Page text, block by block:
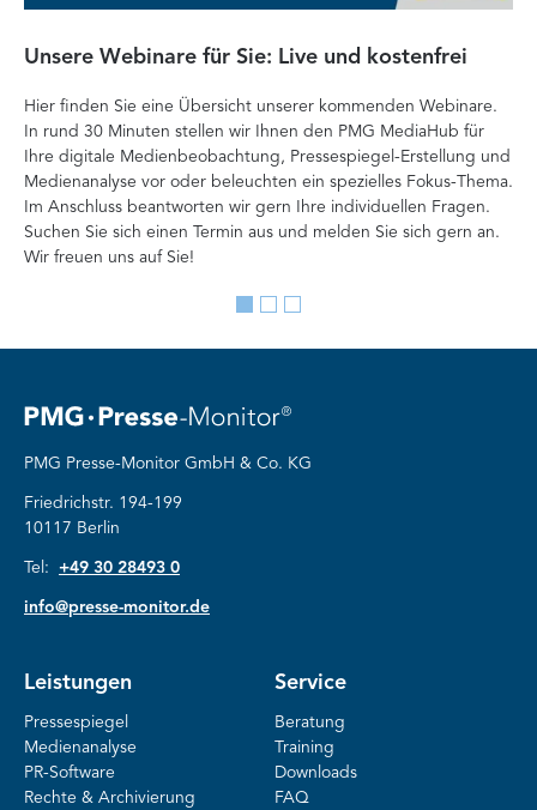
Unsere Webinare für Sie: Live und kostenfrei
Hier finden Sie eine Übersicht unserer kommenden Webinare.
In rund 30 Minuten stellen wir Ihnen den PMG MediaHub für
Ihre digitale Medienbeobachtung, Pressespiegel-Erstellung und
Medienanalyse vor oder beleuchten ein spezielles Fokus-Thema.
Im Anschluss beantworten wir gern Ihre individuellen Fragen.
Suchen Sie sich einen Termin aus und melden Sie sich gern an.
Wir freuen uns auf Sie!
Go
slide
Go
slide
Go
slide
PMG Presse-Monitor GmbH & Co. KG
Friedrichstr. 194-199
10117 Berlin
Tel: +49 30 28493 0
info@presse-monitor.de
Leistungen
Pressespiegel
Medienanalyse
PR-Software
Rechte & Archivierung
Service
Beratung
Training
Downloads
FAQ